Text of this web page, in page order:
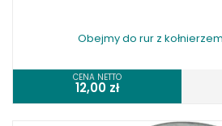
Obejmy do rur z
CENA NETTO
12,00 zł